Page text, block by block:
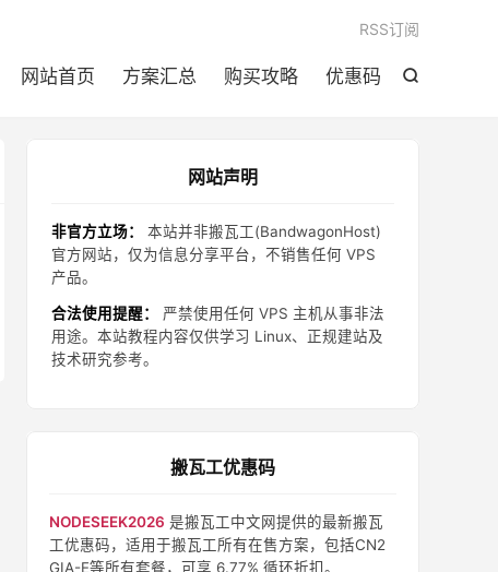

网站首页 方案汇总 购买攻略 优惠码
RSS订阅
网站声明
非官方立场：
本站并非搬瓦工(BandwagonHost)
官方网站，仅为信息分享平台，不销售任何 VPS
产品。
合法使用提醒：
严禁使用任何 VPS 主机从事非法
用途。本站教程内容仅供学习 Linux、正规建站及
技术研究参考。
搬瓦工优惠码
NODESEEK2026 是搬瓦工中文网提供的最新搬瓦
工优惠码，适用于搬瓦工所有在售方案，包括CN2
GIA-E等所有套餐，可享 6.77% 循环折扣。